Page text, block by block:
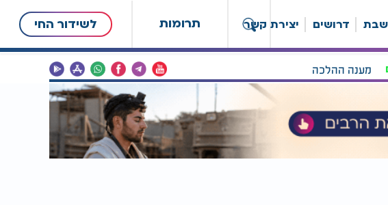
תרומות לשידור החי שבת דרושים יצירת קשר
מענה ההלכה